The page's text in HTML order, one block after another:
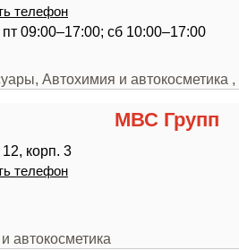
телефон
09:00–17:00; сб 10:00–17:00
Автохимия и автокосметика
МВС Групп
корп. 3
телефон
автокосметика